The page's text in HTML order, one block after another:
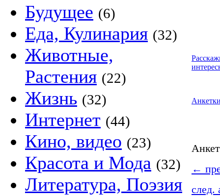
Будущее (6)
Еда, Кулинария (32)
Животные,
Растения (22)
Жизнь (32)
Интернет (44)
Кино, видео (23)
Красота и Мода (32)
Литература, Поэзия
←
след.